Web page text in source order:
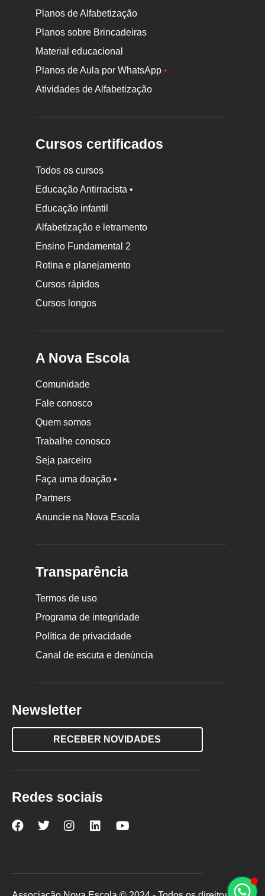
Planos de Alfabetização
Planos sobre Brincadeiras
Material educacional
Planos de Aula por WhatsApp•
Atividades de Alfabetização
Cursos certificados
Todos os cursos
Educação Antirracista •
Educação infantil
Alfabetização e letramento
Ensino Fundamental 2
Rotina e planejamento
Cursos rápidos
Cursos longos
A Nova Escola
Comunidade
Fale conosco
Quem somos
Trabalhe conosco
Seja parceiro
Faça uma doação •
Partners
Anuncie na Nova Escola
Transparência
Termos de uso
Programa de integridade
Política de privacidade
Canal de escuta e denúncia
Newsletter
RECEBER NOVIDADES
Redes sociais
Nova
Facebook
Nova
Twitter
Nova
Instagram
Nova
LinkedInYouTube